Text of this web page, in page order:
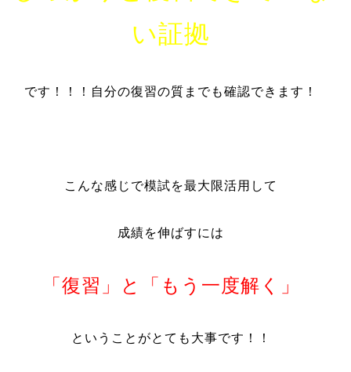
い証拠
です！！！自分の復習の質までも確認できます！
こんな感じで模試を最大限活用して
成績を伸ばすには
「復習」と「もう一度解く」
ということがとても大事です！！